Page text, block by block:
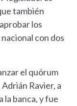
también
los
con dos
el quórum
Ravier, a
la banca, y fue